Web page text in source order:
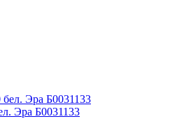
Эра Б0031133